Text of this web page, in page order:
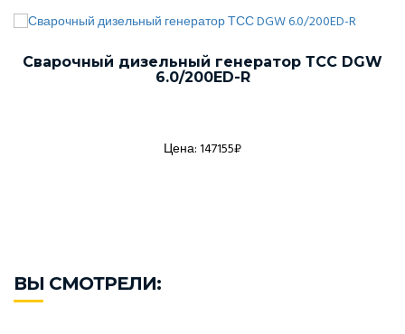
Сварочный дизельный генератор ТСС DGW
6.0/200ED-R
Цена: 147155₽
ВЫ СМОТРЕЛИ: